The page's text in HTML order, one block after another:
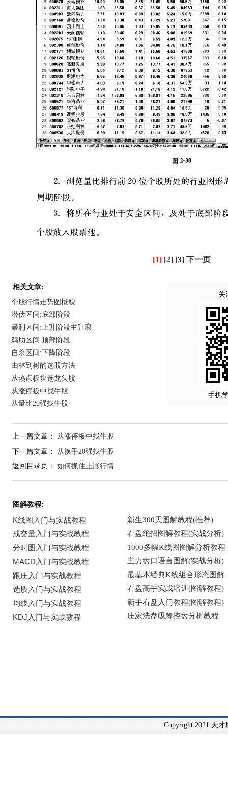
[1] [2] [3] 下一页
相关文章:
个股行情走势图概貌
潜伏区间:底部阶段
暴利区间:上升阶段主升浪
鸡肋区间:顶部阶段
自杀区间:下降阶段
由林到树的选股方法
从热点板块选龙头股
从涨停板中找牛股
从量比20强找牛股
关
手机
上一篇文章： 从涨停板中找牛股
下一篇文章： 从换手20强找牛股
返回目录页： 如何抓住上涨行情
图解教程:
Copyright 2021 天